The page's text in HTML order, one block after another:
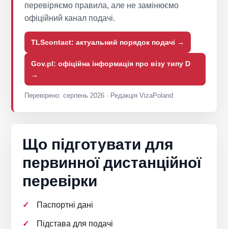
перевіряємо правила, але не замінюємо
офіційний канал подачі.
TLScontact: актуальний порядок подачі →
Gov.pl: офіційна інформація про візу типу D
→
Перевірено: серпень 2026 · Редакція VizaPoland
Що підготувати для
первинної дистанційної
перевірки
Паспортні дані
Підстава для подачі